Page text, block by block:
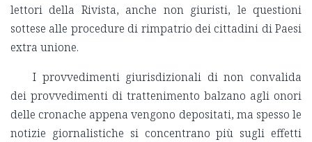
lettori della Rivista, anche non giuristi, le questioni
sottese alle procedure di rimpatrio dei cittadini di Paesi
extra unione.
I provvedimenti giurisdizionali di non convalida
dei provvedimenti di trattenimento balzano agli onori
delle cronache appena vengono depositati, ma spesso le
notizie giornalistiche si concentrano più sugli effetti